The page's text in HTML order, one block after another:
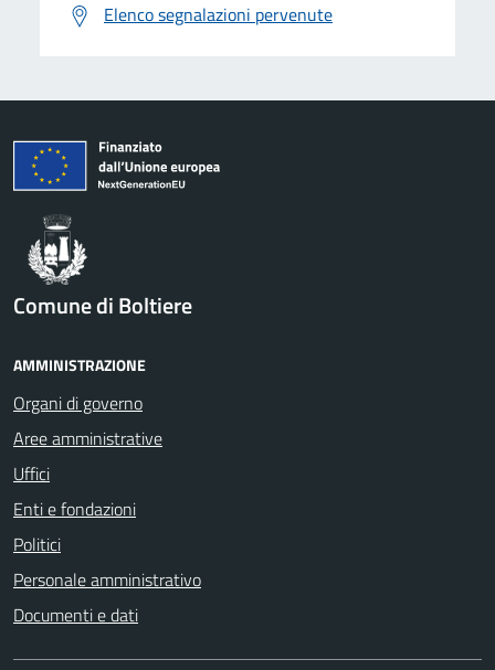
Elenco segnalazioni pervenute
Comune di Boltiere
AMMINISTRAZIONE
Organi di governo
Aree amministrative
Uffici
Enti e fondazioni
Politici
Personale amministrativo
Documenti e dati